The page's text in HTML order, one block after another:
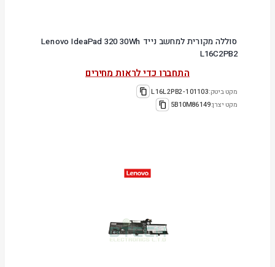
סוללה מקורית למחשב נייד Lenovo IdeaPad 320 30Wh
L16C2PB2
התחברו כדי לראות מחירים
מקט ביטק:101103-L16L2PB2
מקט יצרן:5B10M86149